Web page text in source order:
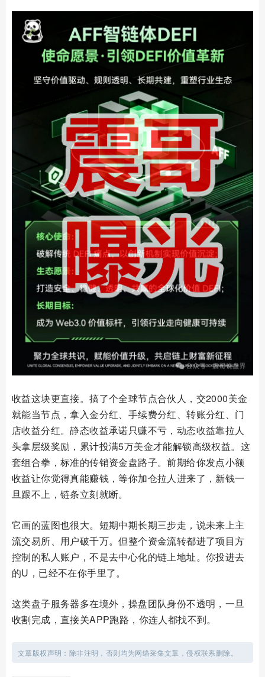
收益这块更直接。搞了个全球节点合伙人，交2000美金
就能当节点，拿入金分红、手续费分红、转账分红、门
店收益分红。静态收益承诺只赚不亏，动态收益靠拉人
头拿层级奖励，累计投满5万美金才能解锁高级权益。这
套组合拳，标准的传销资金盘路子。前期给你发点小额
收益让你觉得真能赚钱，等你加仓拉人进来了，新钱一
旦跟不上，链条立刻就断。
它画的蓝图也很大。短期中期长期三步走，说未来上主
流交易所、用户破千万。但整个资金流转都进了项目方
控制的私人账户，不是去中心化的链上地址。你投进去
的U，已经不在你手里了。
这类盘子服务器多在境外，操盘团队身份不透明，一旦
收割完成，直接关APP跑路，你连人都找不到。
文章版权声明：除非注明，否则均为网络采集文章，侵权联系删除。